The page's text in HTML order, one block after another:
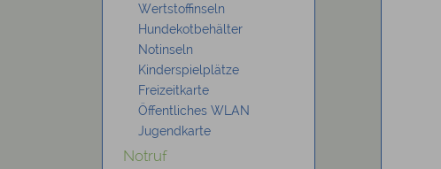
Wertstoffinseln
Hundekotbehälter
Notinseln
Kinderspielplätze
Freizeitkarte
Öffentliches WLAN
Jugendkarte
Notruf